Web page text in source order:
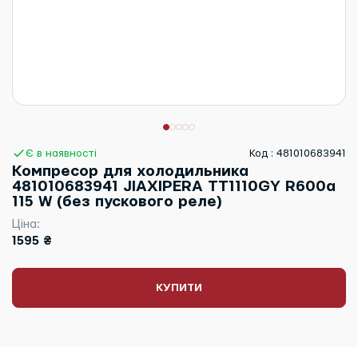
Є в наявності Код : 481010683941
Компресор для холодильника
481010683941 JIAXIPERA TT1110GY R600a
115 W (без пускового реле)
Ціна:
1595 ₴
КУПИТИ